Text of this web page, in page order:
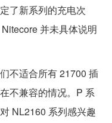
了新系列的充电次
并未具体说明
不适合所有 21700 插
不兼容的情况。P 系
NL2160 系列感兴趣